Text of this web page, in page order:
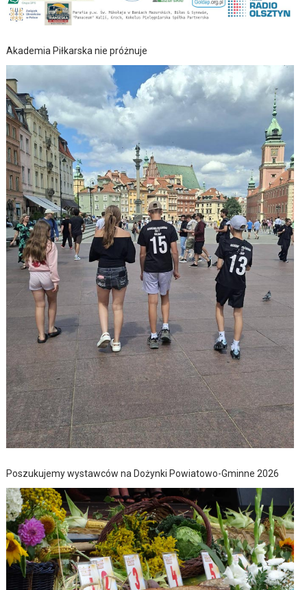
Akademia Piłkarska nie próżnuje
Poszukujemy wystawców na Dożynki Powiatowo-Gminne 2026